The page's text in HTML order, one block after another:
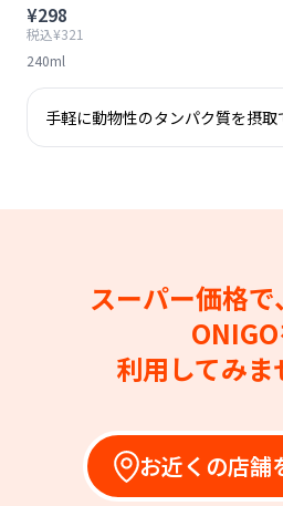
¥298
税込¥321
240ml
手軽に動物性のタンパク質を摂取
スーパー価格で
利用してみま
お近くの店舗